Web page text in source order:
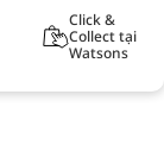
Click &
Collect tại
Watsons